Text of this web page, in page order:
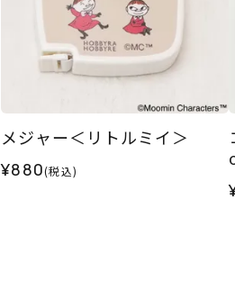
メジャー＜リトルミイ＞
¥880(税込)